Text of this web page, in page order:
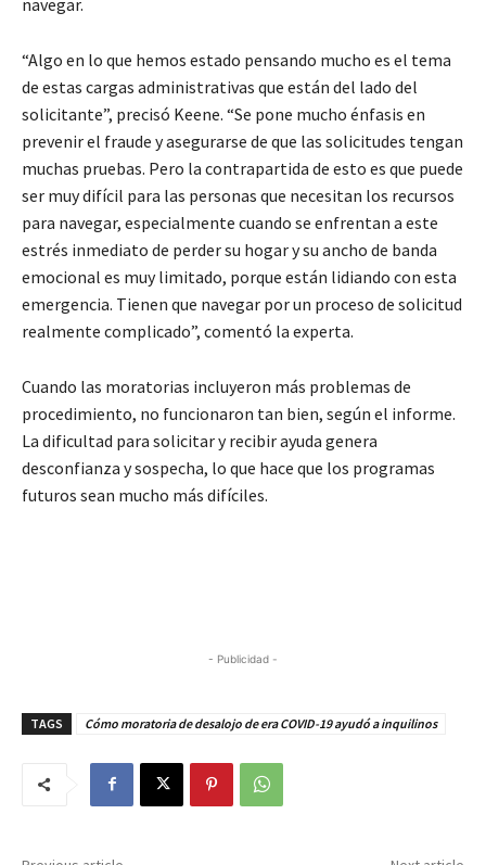
“Algo en lo que hemos estado pensando mucho es el tema
de estas cargas administrativas que están del lado del
solicitante”, precisó Keene. “Se pone mucho énfasis en
prevenir el fraude y asegurarse de que las solicitudes tengan
muchas pruebas. Pero la contrapartida de esto es que puede
ser muy difícil para las personas que necesitan los recursos
para navegar, especialmente cuando se enfrentan a este
estrés inmediato de perder su hogar y su ancho de banda
emocional es muy limitado, porque están lidiando con esta
emergencia. Tienen que navegar por un proceso de solicitud
realmente complicado”, comentó la experta.
Cuando las moratorias incluyeron más problemas de
procedimiento, no funcionaron tan bien, según el informe.
La dificultad para solicitar y recibir ayuda genera
desconfianza y sospecha, lo que hace que los programas
futuros sean mucho más difíciles.
- Publicidad -
TAGS Cómo moratoria de desalojo de era COVID-19 ayudó a inquilinos